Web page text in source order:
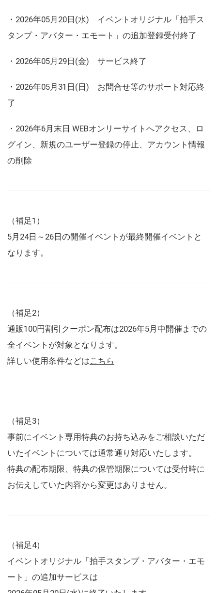
・2026年05月20日(水) イベントオリジナル「拍手ス
タンプ・アバター・エモート」の追加登録受付終了
・2026年05月29日(金) サービス終了
・2026年05月31日(日) お問合せ等のサポート対応終
了
・2026年6月末日 WEBオンリーサイトへアクセス、ロ
グイン、新規のユーザー登録の停止、アカウント情報
の削除
（補足1）
5月24日～26日の開催イベントが最終開催イベントと
なります。
（補足2）
通販100円割引クーポン配布は2026年5月中開催までの
全イベントが対象となります。
詳しい使用条件などはこちら
（補足3）
事前にイベント専用特典のお持ち込みをご相談いただ
いたイベントについては通常通り対応いたします。
特典の配布期限、特典の保管期限については受付時に
お伝えしていた内容から変更はありません。
（補足4）
イベントオリジナル「拍手スタンプ・アバター・エモ
ート」の追加サービスは